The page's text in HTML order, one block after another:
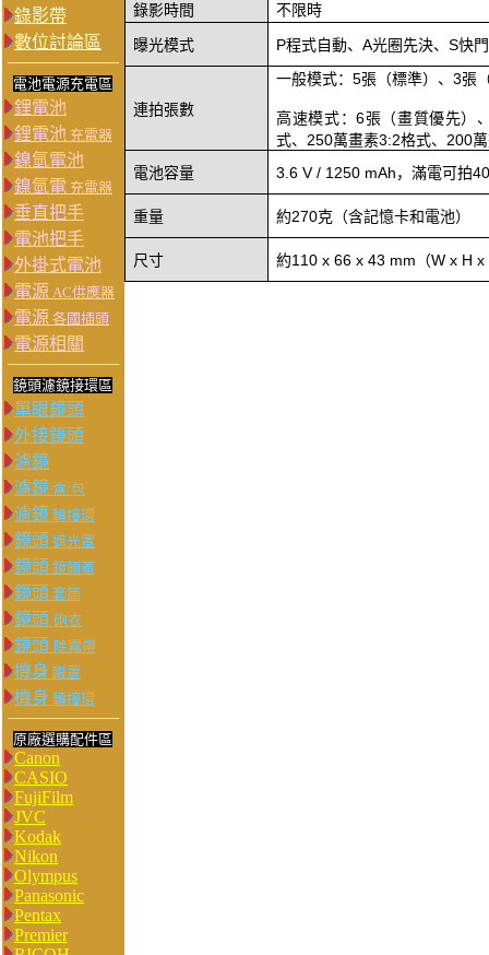
錄影帶
數位討論區
電池電源充電區
鋰電池
鋰電池 充電器
鎳氫電池
鎳氫電 充電器
垂直把手
電池把手
外掛式電池
電源 AC供應器
電源 各國插頭
電源相關
鏡頭濾鏡接環區
單眼鏡頭
外接鏡頭
濾鏡
濾鏡 盒/包
濾鏡 轉接環
鏡頭 遮光罩
鏡頭 鏡頭蓋
鏡頭 套筒
鏡頭 砲衣
鏡頭 除霧帶
機身 眼罩
機身 轉接環
原廠選購配件區
Canon
CASIO
FujiFilm
JVC
Kodak
Nikon
Olympus
Panasonic
Pentax
Premier
錄影時間
不限時
曝光模式
P程式自動、A光圈先決、S快
連拍張數
一般模式：5張（標準）、3張
高速模式：6張（畫質優先）
式、 250萬畫素3:2格式、 200
電池容量
3.6 V / 1250 mAh，滿電可拍
重量 約270克（含記憶卡和電池）
尺寸 約110 x 66 x 43 mm （W x H x